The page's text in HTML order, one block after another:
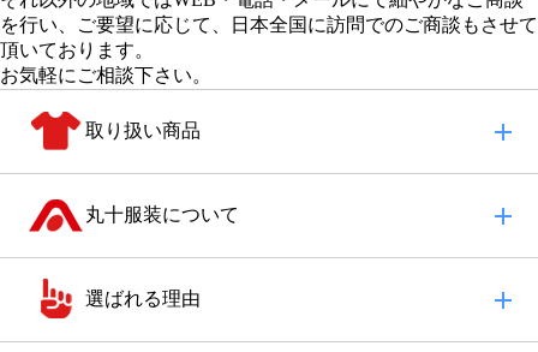
を行い、
ご要望に応じて、日本全国に訪問でのご商談もさせて
頂いております。
お気軽にご相談下さい。
取り扱い商品
丸十服装について
選ばれる理由